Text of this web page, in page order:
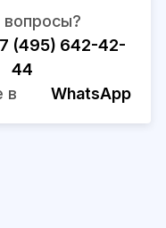
вопросы?
(495) 642-42-
44
в
WhatsApp